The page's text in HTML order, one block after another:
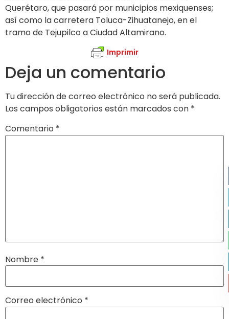
Querétaro, que pasará por municipios mexiquenses;
así como la carretera Toluca-Zihuatanejo, en el
tramo de Tejupilco a Ciudad Altamirano.
Imprimir
Deja un comentario
Tu dirección de correo electrónico no será publicada.
Los campos obligatorios están marcados con *
Comentario *
Nombre *
Correo electrónico *